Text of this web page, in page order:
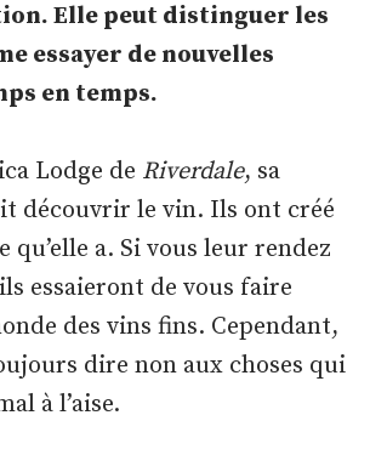
Elle peut distinguer les
essayer de nouvelles
en temps.
Lodge de Riverdale, sa
découvrir le vin. Ils ont créé
qu’elle a. Si vous leur rendez
essaieront de vous faire
des vins fins. Cependant,
dire non aux choses qui
à l’aise.